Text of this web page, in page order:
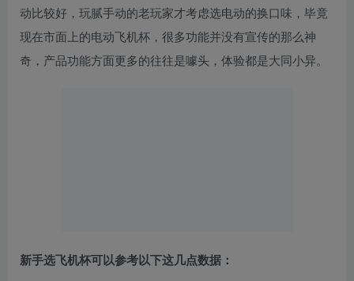
动比较好，玩腻手动的老玩家才考虑选电动的换口味，毕竟
现在市面上的电动飞机杯，很多功能并没有宣传的那么神
奇，产品功能方面更多的往往是噱头，体验都是大同小异。
新手选飞机杯可以参考以下这几点数据：